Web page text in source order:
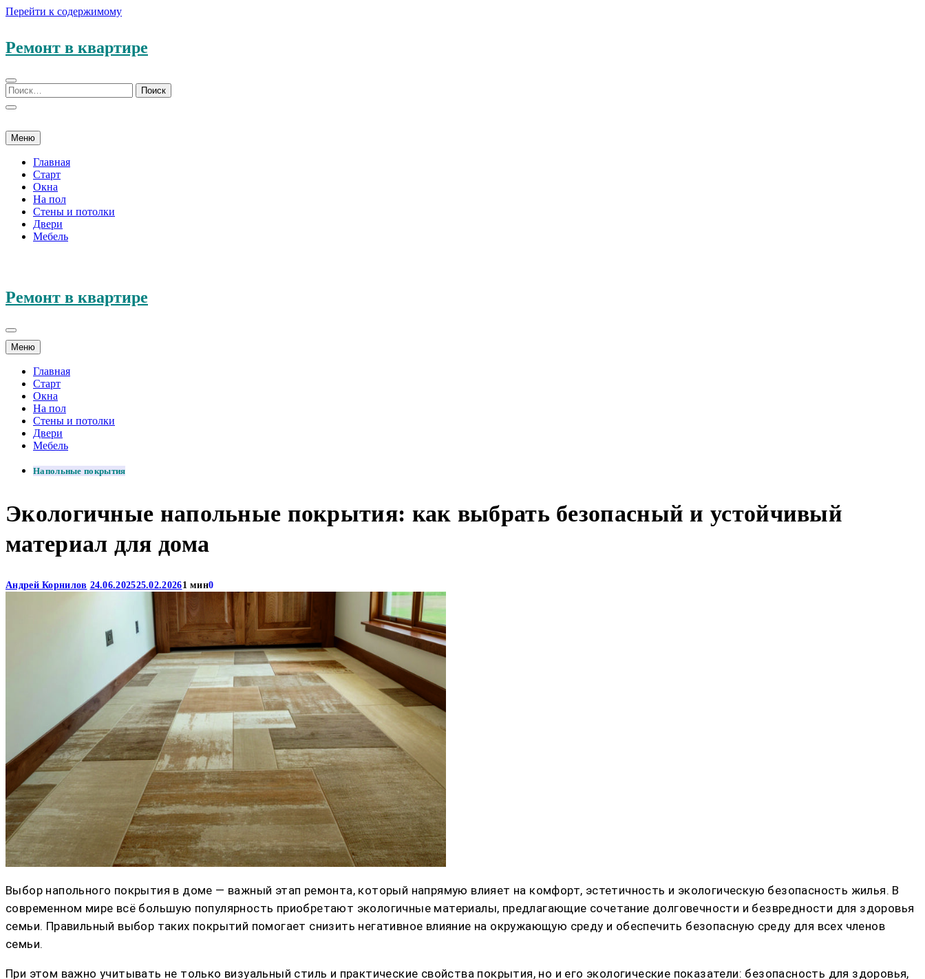
Перейти к содержимому
Ремонт в квартире
Меню
Главная
Старт
Окна
На пол
Стены и потолки
Двери
Мебель
Ремонт в квартире
Меню
Главная
Старт
Окна
На пол
Стены и потолки
Двери
Мебель
Напольные покрытия
Экологичные напольные покрытия: как выбрать безопасный и устойчивый
материал для дома
Андрей Корнилов 24.06.202525.02.20261 мин0
Выбор напольного покрытия в доме — важный этап ремонта, который напрямую влияет на комфорт, эстетичность и экологическую безопасность жилья. В
современном мире всё большую популярность приобретают экологичные материалы, предлагающие сочетание долговечности и безвредности для здоровья
семьи. Правильный выбор таких покрытий помогает снизить негативное влияние на окружающую среду и обеспечить безопасную среду для всех членов
семьи.
При этом важно учитывать не только визуальный стиль и практические свойства покрытия, но и его экологические показатели: безопасность для здоровья,